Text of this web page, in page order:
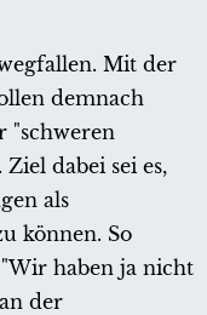
Mit der
demnach
"schweren
dabei sei es,
als
können. So
haben ja nicht
der